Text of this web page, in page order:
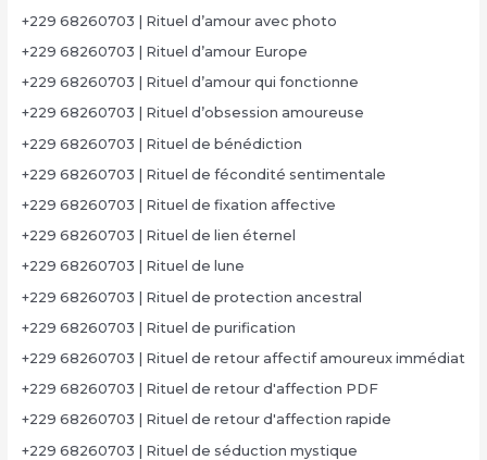
+229 68260703 | Rituel d’amour avec photo
+229 68260703 | Rituel d’amour Europe
+229 68260703 | Rituel d’amour qui fonctionne
+229 68260703 | Rituel d’obsession amoureuse
+229 68260703 | Rituel de bénédiction
+229 68260703 | Rituel de fécondité sentimentale
+229 68260703 | Rituel de fixation affective
+229 68260703 | Rituel de lien éternel
+229 68260703 | Rituel de lune
+229 68260703 | Rituel de protection ancestral
+229 68260703 | Rituel de purification
+229 68260703 | Rituel de retour affectif amoureux immédiat
+229 68260703 | Rituel de retour d'affection PDF
+229 68260703 | Rituel de retour d'affection rapide
+229 68260703 | Rituel de séduction mystique